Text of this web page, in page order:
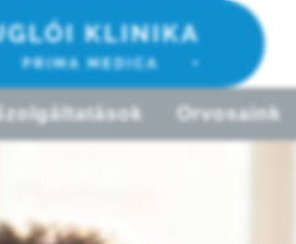
Szolgáltatások Orvosaink